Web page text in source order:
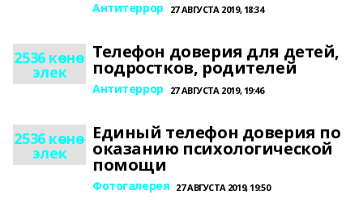
Антитеррор 27 АВГУСТА 2019, 18:34
2536 көнө
элек
Телефон доверия для детей,
подростков, родителей
Антитеррор 27 АВГУСТА 2019, 19:46
2536 көнө
элек
Единый телефон доверия по
оказанию психологической
помощи
Фотогалерея 27 АВГУСТА 2019, 19:50